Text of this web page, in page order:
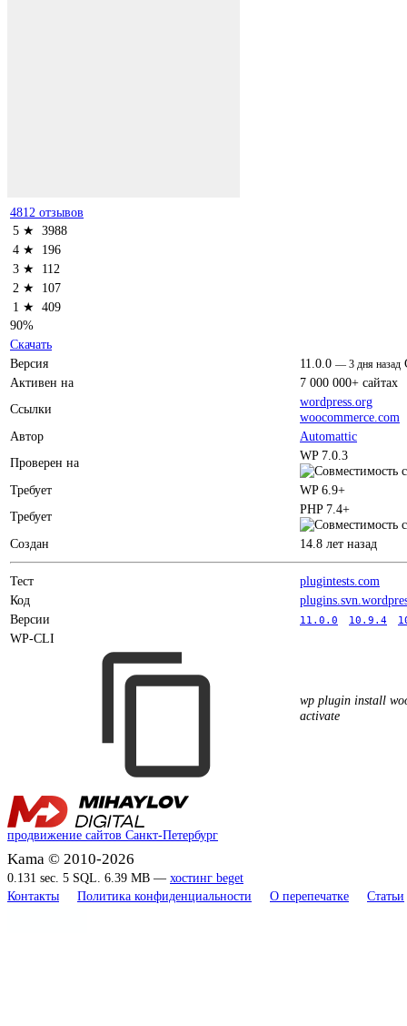
4812 отзывов
5 ★ 3988
4 ★
196
3 ★
112
2 ★
107
1 ★ 409
90%
Скачать
Версия
11.0.0 — 3 дня назад
Активен на
7 000 000+ сайтах
Ссылки
wordpress.org
woocommerce.com
Автор
Automattic
Проверен на
WP 7.0.3
Требует
WP 6.9+
Требует
PHP 7.4+
Создан 14.8 лет назад
Тест
plugintests.com
Код
Версии
11.0.0 10.9.4
WP-CLI
wp plugin install
activate
продвижение сайтов Санкт-Петербург
Kama © 2010-2026
0.131 sec. 5 SQL. 6.39 MB — хостинг beget
Контакты
Политика конфиденциальности О перепечатке Статьи